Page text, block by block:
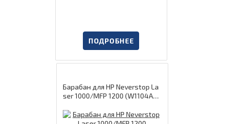
ПОДРОБНЕЕ
Барабан для HP Neverstop La
ser 1000/MFP 1200 (W1104A/
HP Neverstop Laser 1000/MFP